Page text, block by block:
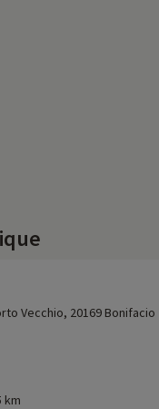
Vecchio, 20169 Bonifacio
km